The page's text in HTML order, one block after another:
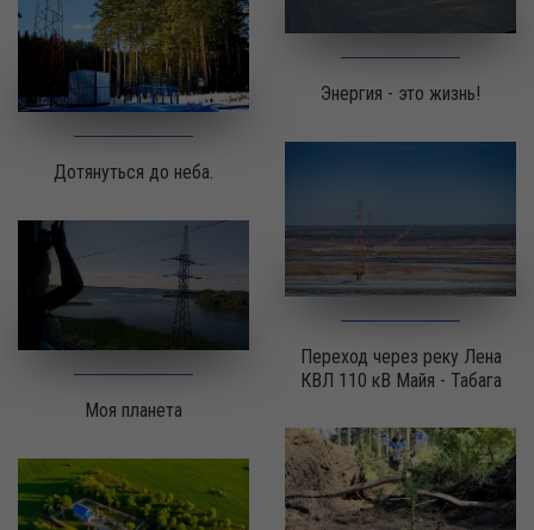
Дотянуться до неба.
Моя планета
Энергия - это жизнь!
Переход через реку Лена
КВЛ 110 кВ Майя - Табага